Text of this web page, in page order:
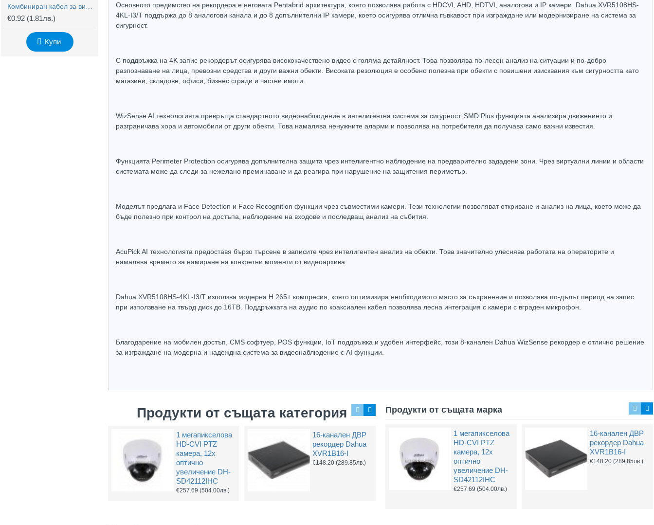
€0.92 (1.81лв.)
Купи
BNC Kонектор с Винт
€0.61(1.20лв.)
Захранващ конектор за охранителни камери
€0.61(1.20лв.)
FTP кабел Cat5 за пренос на видеосигнал и захранване по усукана двойка
€0.58(1.14лв.)
Захранващ конектор за охранителни камери - женски
€0.67(1.32лв.)
UTP Cat5e 24AWG CU меден
€0.55 (1.08лв.)
Основното предимство на рекордера е неговата Pentabrid архитектура, която позволява работа с HDCVI, AHD, HDTVI, аналогови и IP камери. Dahua XVR5108HS-
4KL-I3/T поддържа до 8 аналогови канала и до 8 допълнителни IP камери, което осигурява отлична гъвкавост при изграждане или модернизиране на система за
сигурност.
С поддръжка на 4K запис рекордерът осигурява висококачествено видео с голяма детайлност. Това позволява по-лесен анализ на ситуации и по-добро
разпознаване на лица, превозни средства и други важни обекти. Високата резолюция е особено полезна при обекти с повишени изисквания към сигурността като
магазини, складове, офиси, бизнес сгради и частни имоти.
WizSense AI технологията превръща стандартното видеонаблюдение в интелигентна система за сигурност. SMD Plus функцията анализира движението и
разграничава хора и автомобили от други обекти. Това намалява ненужните аларми и позволява на потребителя да получава само важни известия.
Функцията Perimeter Protection осигурява допълнителна защита чрез интелигентно наблюдение на предварително зададени зони. Чрез виртуални линии и области
системата може да следи за нежелано преминаване и да реагира при нарушение на защитения периметър.
Моделът предлага и Face Detection и Face Recognition функции чрез съвместими камери. Тези технологии позволяват откриване и анализ на лица, което може да
бъде полезно при контрол на достъпа, наблюдение на входове и последващ анализ на събития.
AcuPick AI технологията предоставя бързо търсене в записите чрез интелигентен анализ на обекти. Това значително улеснява работата на операторите и
намалява времето за намиране на конкретни моменти от видеоархива.
Dahua XVR5108HS-4KL-I3/T използва модерна H.265+ компресия, която оптимизира необходимото място за съхранение и позволява по-дълъг период на запис
при използване на твърд диск до 16TB. Поддръжката на аудио по коаксиален кабел позволява лесна интеграция с камери с вграден микрофон.
Благодарение на мобилен достъп, CMS софтуер, POS функции, IoT поддръжка и удобен интерфейс, този 8-канален Dahua WizSense рекордер е отлично решение
за изграждане на модерна и надеждна система за видеонаблюдение с AI функции.
Продукти от същата категория
1 мегапикселова
HD-CVI PTZ
камера, 12х
оптично
увеличение DH-
SD42112IHC
€257.69 (504.00лв.)
16-канален ДВР
рекордер Dahua
XVR1B16-I
€148.20 (289.85лв.)
16-канален ДВР
рекордер Dahua
XVR1B16-I/T
€164.16(321.07лв.)
2MP 4-в-1 HD-
CVI Dahua HAC-
HDW2241T-Z-A,
2.7-13.5mm, IR
Продукти от същата марка
1 мегапикселова
HD-CVI PTZ
камера, 12х
оптично
увеличение DH-
SD42112IHC
€257.69 (504.00лв.)
16-канален ДВР
рекордер Dahua
XVR1B16-I
€148.20 (289.85лв.)